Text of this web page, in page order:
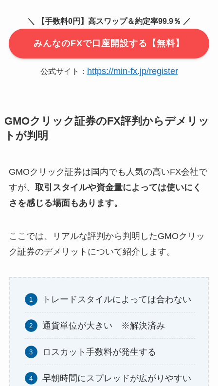
＼ 【手数料0円】高スワップ＆約定率99.9％ ／
みんなのFXで口座開設する【無料】
公式サイト： https://min-fx.jp/register
GMOクリック証券のFX評判からデメリッ
トが判明
GMOクリック証券は国内でも人気の高いFX会社で
すが、 取引スタイルや資金量によっては使いにく
さを感じる場面もあります。
ここでは、リアルな評判から判明したGMOクリッ
ク証券のデメリットについて紹介します。
トレードスタイルによっては合わない
通貨単位が大きい ※解決済み
ロスカット手数料が発生する
早朝時間にスプレッドが広がりやすい